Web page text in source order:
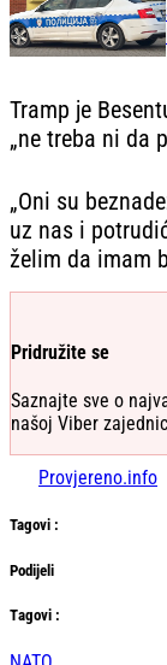
Tramp je
„ne treba ni da
„Oni su
uz nas i
želim da imam
Pridružite se
Saznajte sve o
našoj Viber
Provjereno.info
Tagovi :
Podijeli
Тagovi :